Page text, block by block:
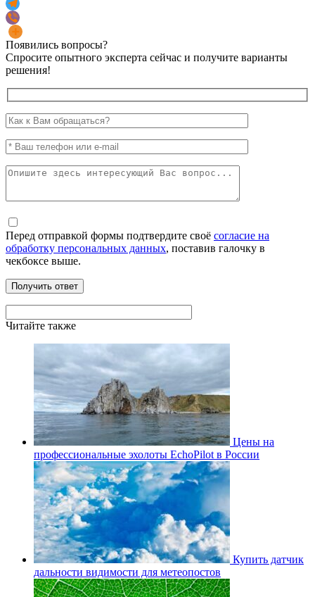
Появились вопросы?
Спросите опытного эксперта сейчас и получите варианты
решения!
Перед отправкой формы подтвердите своё согласие на
обработку персональных данных, поставив галочку в
чекбоксе выше.
Читайте также
Цены на
профессиональные эхолоты EchoPilot в России
Купить датчик
дальности видимости для метеопостов